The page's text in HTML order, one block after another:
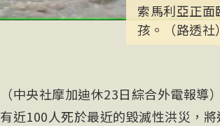
索馬利亞正
孩。（路透社）
（中央社摩加迪休23日綜合外電報
有近100人死於最近的毀滅性洪災，將